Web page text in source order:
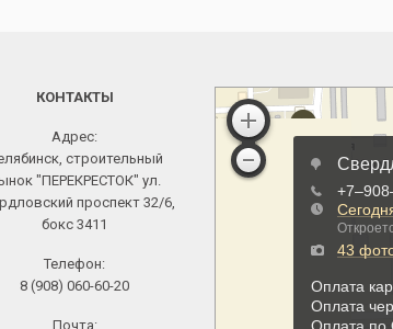
КОНТАКТЫ
Адрес:
строительный
"ПЕРЕКРЕСТОК" ул.
проспект 32/6,
бокс 3411
Телефон:
8 (908) 060-60-20
Почта: